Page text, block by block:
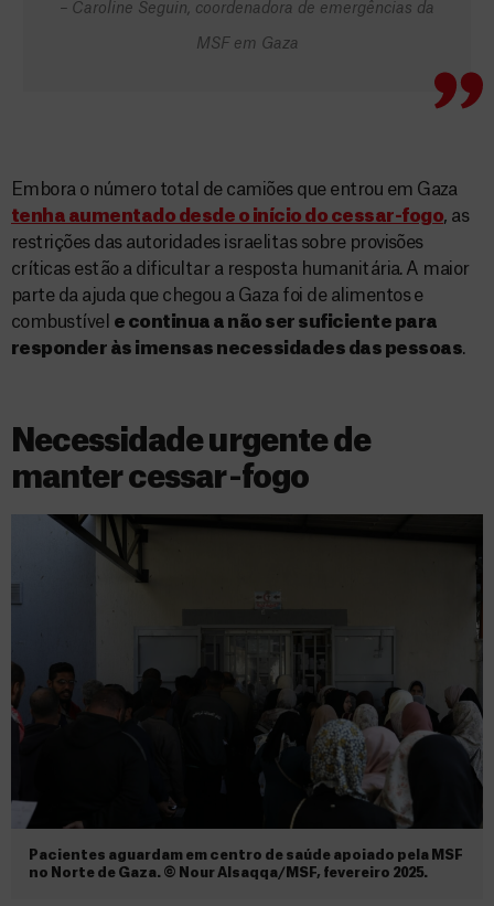
– Caroline Seguin, coordenadora de emergências da
MSF em Gaza
Embora o número total de camiões que entrou em Gaza
tenha aumentado desde o início do cessar-fogo, as
restrições das autoridades israelitas sobre provisões
críticas estão a dificultar a resposta humanitária. A maior
parte da ajuda que chegou a Gaza foi de alimentos e
combustível e continua a não ser suficiente para
responder às imensas necessidades das pessoas.
Necessidade urgente de
manter cessar-fogo
Pacientes aguardam em centro de saúde apoiado pela MSF
no Norte de Gaza. © Nour Alsaqqa/MSF, fevereiro 2025.